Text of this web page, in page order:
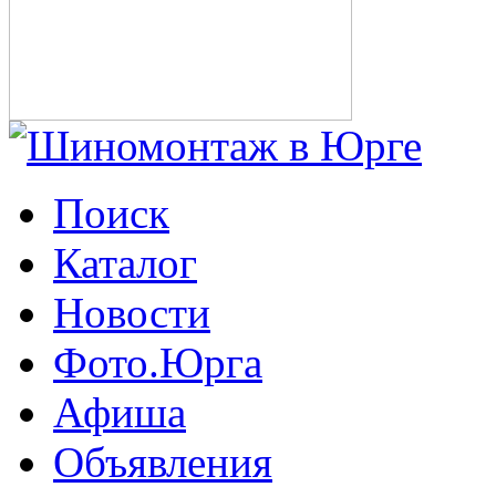
Поиск
Каталог
Новости
Фото.Юрга
Афиша
Объявления